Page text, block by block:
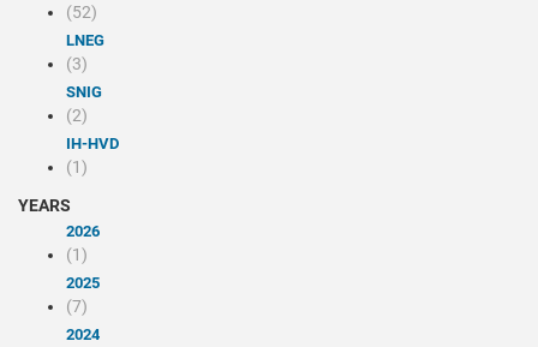
(52)
LNEG
(3)
SNIG
(2)
IH-HVD
(1)
YEARS
2026
(1)
2025
(7)
2024